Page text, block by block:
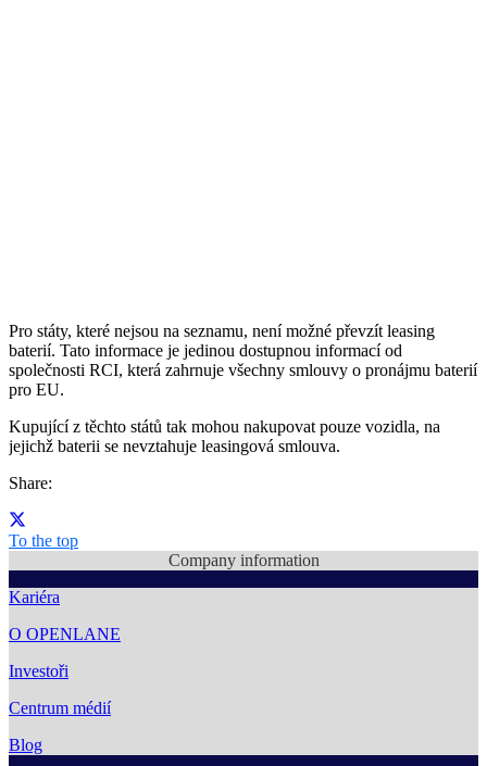
Pro státy, které nejsou na seznamu, není možné převzít leasing
baterií. Tato informace je jedinou dostupnou informací od
společnosti RCI, která zahrnuje všechny smlouvy o pronájmu baterií
pro EU.
Kupující z těchto států tak mohou nakupovat pouze vozidla, na
jejichž baterii se nevztahuje leasingová smlouva.
Share:
To the top
Company information
Kariéra
O OPENLANE
Investoři
Centrum médií
Blog